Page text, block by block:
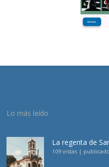
Lo más leído
La regenta de
109 vistas |